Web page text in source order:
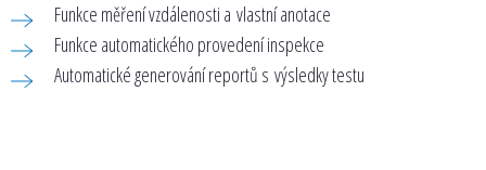
Funkce měření vzdálenosti a vlastní anotace
Funkce automatického provedení inspekce
Automatické generování reportů s výsledky testu